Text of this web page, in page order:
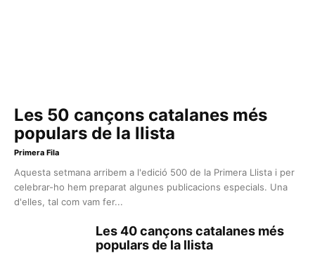
Les 50 cançons catalanes més
populars de la llista
Primera Fila
Aquesta setmana arribem a l'edició 500 de la Primera Llista i per
celebrar-ho hem preparat algunes publicacions especials. Una
d'elles, tal com vam fer...
Les 40 cançons catalanes més
populars de la llista